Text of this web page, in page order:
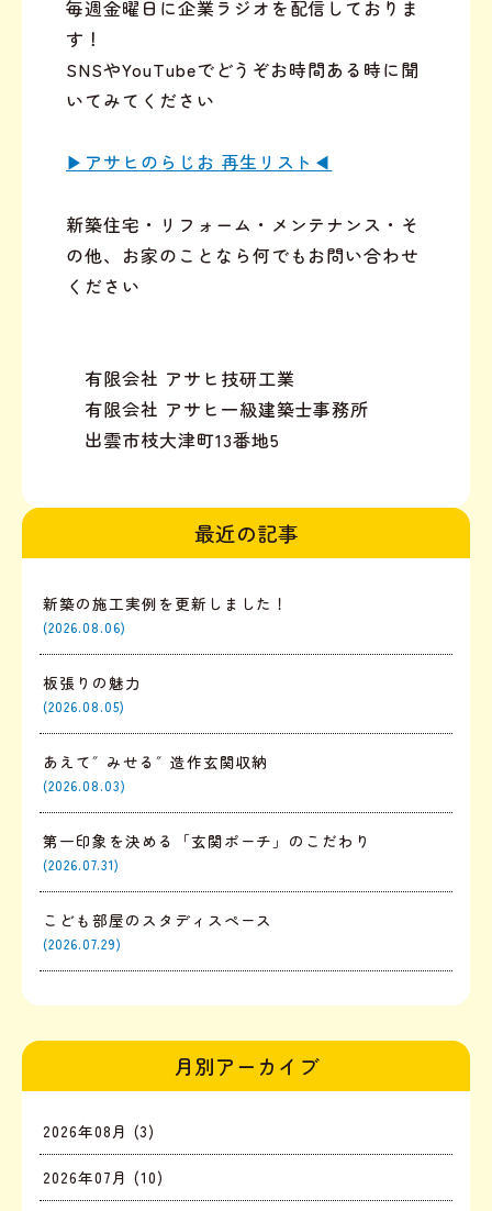
毎週金曜日に企業ラジオを配信しておりま
す！
SNSやYouTubeでどうぞお時間ある時に聞
いてみてください
▶︎アサヒのらじお 再生リスト◀︎
新築住宅・リフォーム・メンテナンス・そ
の他、お家のことなら何でもお問い合わせ
ください
有限会社 アサヒ技研工業
有限会社 アサヒ一級建築士事務所
出雲市枝大津町13番地5
最近の記事
新築の施工実例を更新しました！
(2026.08.06)
板張りの魅力
(2026.08.05)
あえて″みせる″造作玄関収納
(2026.08.03)
第一印象を決める「玄関ポーチ」のこだわり
(2026.07.31)
こども部屋のスタディスペース
(2026.07.29)
月別アーカイブ
2026年08月 (3)
2026年07月 (10)